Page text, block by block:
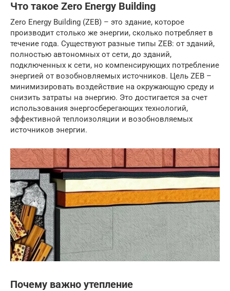
Что такое Zero Energy Building
Zero Energy Building (ZEB) – это здание, которое
производит столько же энергии, сколько потребляет в
течение года. Существуют разные типы ZEB: от зданий,
полностью автономных от сети, до зданий,
подключенных к сети, но компенсирующих потребление
энергией от возобновляемых источников. Цель ZEB –
минимизировать воздействие на окружающую среду и
снизить затраты на энергию. Это достигается за счет
использования энергосберегающих технологий,
эффективной теплоизоляции и возобновляемых
источников энергии.
Почему важно утепление